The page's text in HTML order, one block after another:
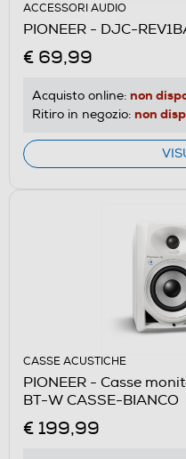
ACCESSORI AUDIO
PIONEER - DJC-
€ 69,99
Acquisto online: non
Ritiro in negozio: non
CASSE ACUSTICHE
PIONEER - Casse
BT-W CASSE-BIANCO
€ 199,99